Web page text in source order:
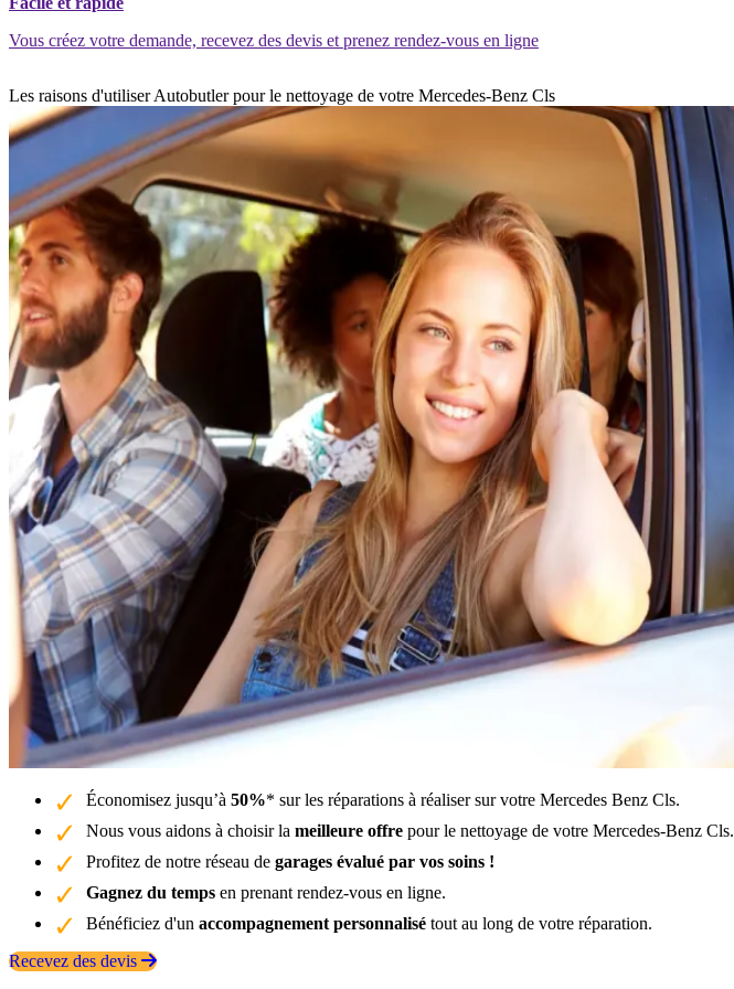
Vous créez votre demande, recevez des devis et prenez rendez-vous en ligne
Les raisons d'utiliser Autobutler pour le nettoyage de votre Mercedes-Benz Cls
Économisez jusqu’à 50%* sur les réparations à réaliser sur votre Mercedes Benz Cls.
Nous vous aidons à choisir la meilleure offre pour le nettoyage de votre Mercedes-Benz Cls.
Profitez de notre réseau de garages évalué par vos soins !
Gagnez du temps en prenant rendez-vous en ligne.
Bénéficiez d'un accompagnement personnalisé tout au long de votre réparation.
Recevez des devis